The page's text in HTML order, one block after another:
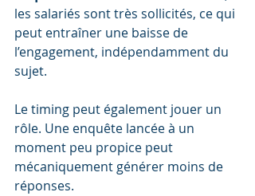
les salariés sont très sollicités, ce qui
peut entraîner une baisse de
l’engagement, indépendamment du
sujet.
Le timing peut également jouer un
rôle. Une enquête lancée à un
moment peu propice peut
mécaniquement générer moins de
réponses.